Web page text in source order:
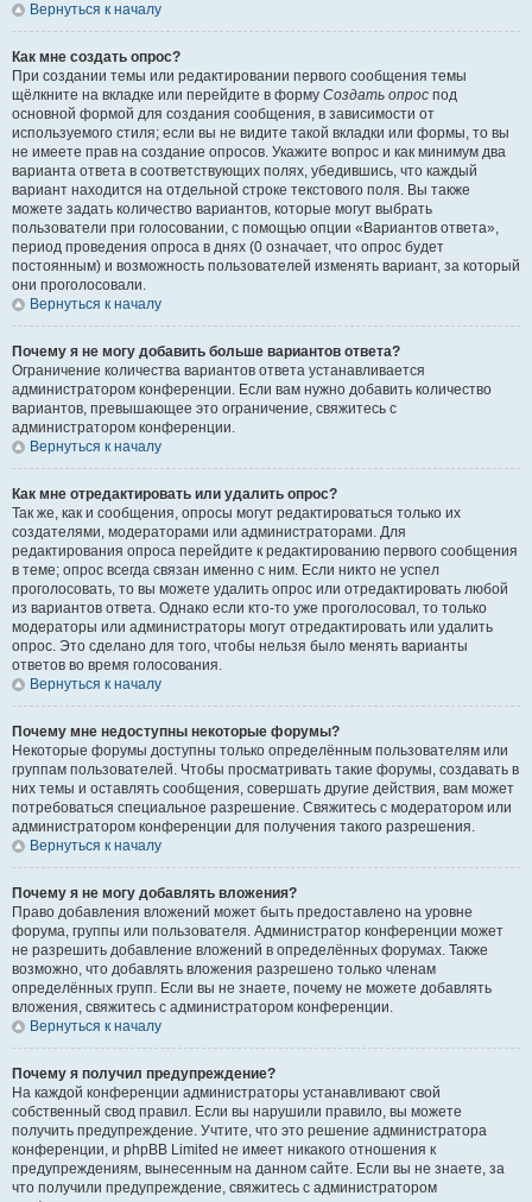
Вернуться к началу
Как мне создать опрос?
При создании темы или редактировании первого сообщения темы
щёлкните на вкладке или перейдите в форму Создать опрос под
основной формой для создания сообщения, в зависимости от
используемого стиля; если вы не видите такой вкладки или формы, то вы
не имеете прав на создание опросов. Укажите вопрос и как минимум два
варианта ответа в соответствующих полях, убедившись, что каждый
вариант находится на отдельной строке текстового поля. Вы также
можете задать количество вариантов, которые могут выбрать
пользователи при голосовании, с помощью опции «Вариантов ответа»,
период проведения опроса в днях (0 означает, что опрос будет
постоянным) и возможность пользователей изменять вариант, за который
они проголосовали.
Вернуться к началу
Почему я не могу добавить больше вариантов ответа?
Ограничение количества вариантов ответа устанавливается
администратором конференции. Если вам нужно добавить количество
вариантов, превышающее это ограничение, свяжитесь с
администратором конференции.
Вернуться к началу
Как мне отредактировать или удалить опрос?
Так же, как и сообщения, опросы могут редактироваться только их
создателями, модераторами или администраторами. Для
редактирования опроса перейдите к редактированию первого сообщения
в теме; опрос всегда связан именно с ним. Если никто не успел
проголосовать, то вы можете удалить опрос или отредактировать любой
из вариантов ответа. Однако если кто-то уже проголосовал, то только
модераторы или администраторы могут отредактировать или удалить
опрос. Это сделано для того, чтобы нельзя было менять варианты
ответов во время голосования.
Вернуться к началу
Почему мне недоступны некоторые форумы?
Некоторые форумы доступны только определённым пользователям или
группам пользователей. Чтобы просматривать такие форумы, создавать в
них темы и оставлять сообщения, совершать другие действия, вам может
потребоваться специальное разрешение. Свяжитесь с модератором или
администратором конференции для получения такого разрешения.
Вернуться к началу
Почему я не могу добавлять вложения?
Право добавления вложений может быть предоставлено на уровне
форума, группы или пользователя. Администратор конференции может
не разрешить добавление вложений в определённых форумах. Также
возможно, что добавлять вложения разрешено только членам
определённых групп. Если вы не знаете, почему не можете добавлять
вложения, свяжитесь с администратором конференции.
Вернуться к началу
Почему я получил предупреждение?
На каждой конференции администраторы устанавливают свой
собственный свод правил. Если вы нарушили правило, вы можете
получить предупреждение. Учтите, что это решение администратора
конференции, и phpBB Limited не имеет никакого отношения к
предупреждениям, вынесенным на данном сайте. Если вы не знаете, за
что получили предупреждение, свяжитесь с администратором